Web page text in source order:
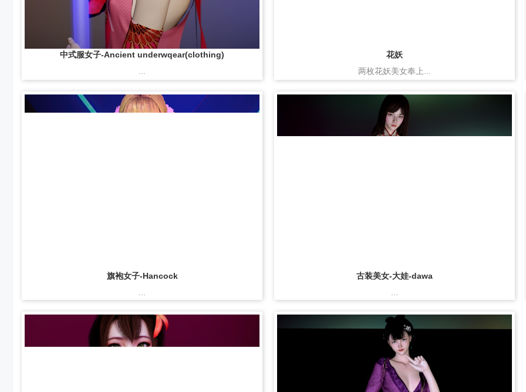
中式服女子-Ancient underwqear(clothing)
花妖
两枚花妖美女奉上...
旗袍女子-Hancock
古装美女-大娃-dawa